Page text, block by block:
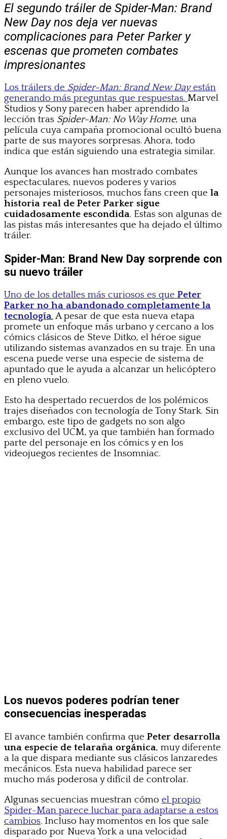
El segundo tráiler de Spider-Man: Brand
New Day nos deja ver nuevas
complicaciones para Peter Parker y
escenas que prometen combates
impresionantes
Los tráilers de Spider-Man: Brand New Dayestán
generando más preguntas que respuestas. Marvel
Studios y Sony parecen haber aprendido la
lección tras Spider-Man: No Way Home, una
película cuya campaña promocional ocultó buena
parte de sus mayores sorpresas. Ahora, todo
indica que están siguiendo una estrategia similar.
Aunque los avances han mostrado combates
espectaculares, nuevos poderes y varios
personajes misteriosos, muchos fans creen que la
historia real de Peter Parker sigue
cuidadosamente escondida. Estas son algunas de
las pistas más interesantes que ha dejado el último
tráiler.
Spider-Man: Brand New Day sorprende con
su nuevo tráiler
Uno de los detalles más curiosos es que Peter
Parker no ha abandonado completamente la
tecnología. A pesar de que esta nueva etapa
promete un enfoque más urbano y cercano a los
cómics clásicos de Steve Ditko, el héroe sigue
utilizando sistemas avanzados en su traje. En una
escena puede verse una especie de sistema de
apuntado que le ayuda a alcanzar un helicóptero
en pleno vuelo.
Esto ha despertado recuerdos de los polémicos
trajes diseñados con tecnología de Tony Stark. Sin
embargo, este tipo de gadgets no son algo
exclusivo del UCM, ya que también han formado
parte del personaje en los cómics y en los
videojuegos recientes de Insomniac.
Los nuevos poderes podrían tener
consecuencias inesperadas
El avance también confirma que Peter desarrolla
una especie de telaraña orgánica, muy diferente
a la que dispara mediante sus clásicos lanzaredes
mecánicos. Esta nueva habilidad parece ser
mucho más poderosa y difícil de controlar.
Algunas secuencias muestran cómo el propio
Spider-Man parece luchar para adaptarse a estos
cambios. Incluso hay momentos en los que sale
disparado por Nueva York a una velocidad